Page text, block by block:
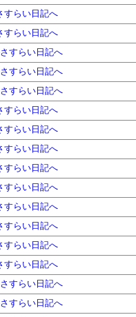
すらい日記へ
すらい日記へ
すらい日記へ
すらい日記へ
すらい日記へ
すらい日記へ
すらい日記へ
すらい日記へ
すらい日記へ
すらい日記へ
すらい日記へ
すらい日記へ
すらい日記へ
すらい日記へ
すらい日記へ
すらい日記へ